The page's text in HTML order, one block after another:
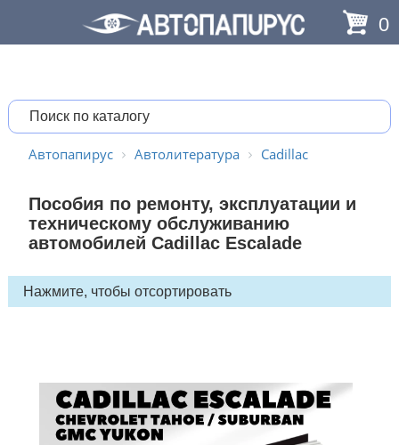
0
Автопапирус Автолитература Cadillac
Пособия по ремонту, эксплуатации и
техническому обслуживанию
автомобилей Cadillac Escalade